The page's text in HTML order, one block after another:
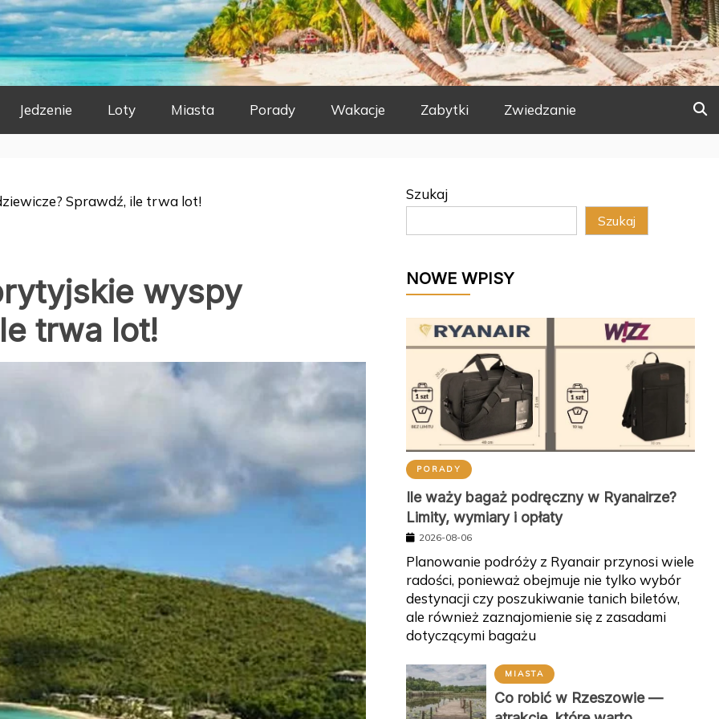
Jedzenie Loty Miasta Porady Wakacje Zabytki Zwiedzanie
Sprawdź, ile trwa lot!
wyspy
trwa lot!
Szukaj
Szukaj
NOWE WPISY
PORADY
Ile waży bagaż podręczny w Ryanairze?
Limity, wymiary i opłaty
2026-08-06
Planowanie podróży z Ryanair przynosi wiele
radości, ponieważ obejmuje nie tylko wybór
destynacji czy poszukiwanie tanich biletów,
ale również zaznajomienie się z zasadami
dotyczącymi bagażu
MIASTA
Co robić w Rzeszowie —